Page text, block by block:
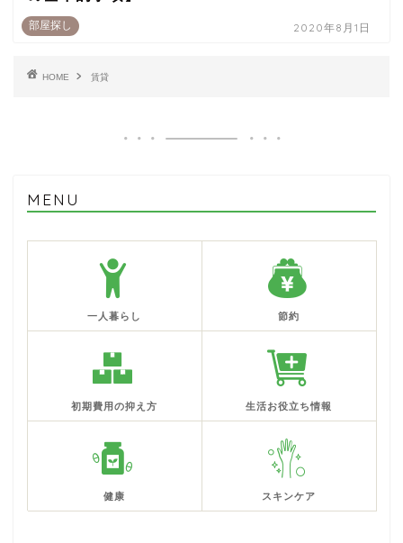
部屋探し 2020年8月1日
HOME 賃貸
MENU
一人暮らし 節約
初期費用の抑え方 生活お役立ち情報
健康 スキンケア